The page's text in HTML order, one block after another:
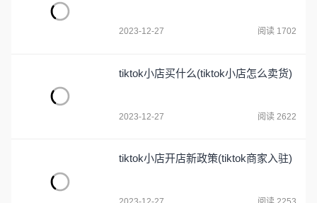
2023-12-27 阅读 1702
tiktok小店买什么(tiktok小店怎么卖货)
2023-12-27 阅读 2622
tiktok小店开店新政策(tiktok商家入驻)